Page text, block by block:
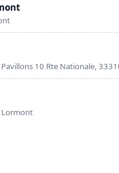
10 Rte Nationale,
Lormont